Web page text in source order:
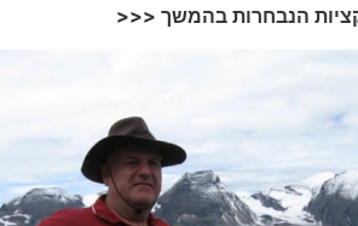
הנבחרות בהמשך <<<